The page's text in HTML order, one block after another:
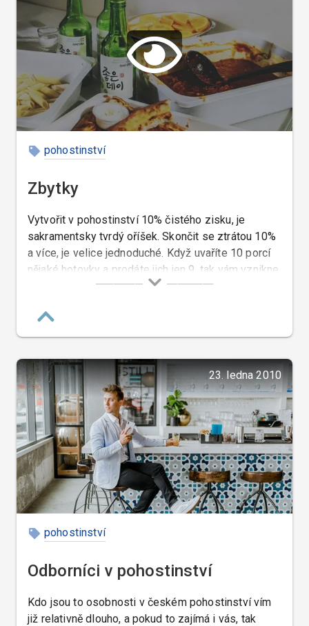
pohostinství
Zbytky
Vytvořit v pohostinství 10% čistého zisku, je
sakramentsky tvrdý oříšek. Skončit se ztrátou 10%
a více, je velice jednoduché. Když uvaříte 10 porcí
nějaké hotovky a prodáte jich jen 9, tak vám vznikne
nenahraditelná ztráta 10%, která, když se opakuje
se nadějete.
23. ledna 2010
pohostinství
Odborníci v pohostinství
Kdo jsou to osobnosti v českém pohostinství vím
již relativně dlouho, a pokud to zajímá i vás, tak